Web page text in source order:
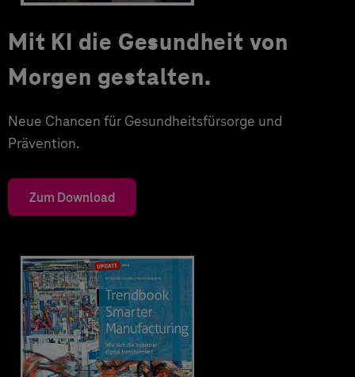
Mit KI die Gesundheit von
Morgen gestalten.
Neue Chancen für Gesundheitsfürsorge und
Prävention.
Zum Download